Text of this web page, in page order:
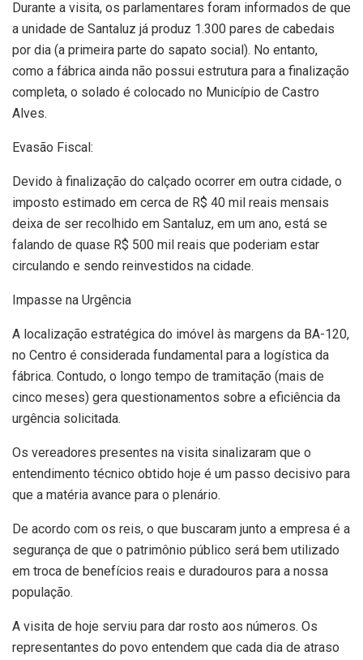
Durante a visita, os parlamentares foram informados de que
a unidade de Santaluz já produz 1.300 pares de cabedais
por dia (a primeira parte do sapato social). No entanto,
como a fábrica ainda não possui estrutura para a finalização
completa, o solado é colocado no Município de Castro
Alves.
Evasão Fiscal:
Devido à finalização do calçado ocorrer em outra cidade, o
imposto estimado em cerca de R$ 40 mil reais mensais
deixa de ser recolhido em Santaluz, em um ano, está se
falando de quase R$ 500 mil reais que poderiam estar
circulando e sendo reinvestidos na cidade.
Impasse na Urgência
A localização estratégica do imóvel às margens da BA-120,
no Centro é considerada fundamental para a logística da
fábrica. Contudo, o longo tempo de tramitação (mais de
cinco meses) gera questionamentos sobre a eficiência da
urgência solicitada.
Os vereadores presentes na visita sinalizaram que o
entendimento técnico obtido hoje é um passo decisivo para
que a matéria avance para o plenário.
De acordo com os reis, o que buscaram junto a empresa é a
segurança de que o patrimônio público será bem utilizado
em troca de benefícios reais e duradouros para a nossa
população.
A visita de hoje serviu para dar rosto aos números. Os
representantes do povo entendem que cada dia de atraso